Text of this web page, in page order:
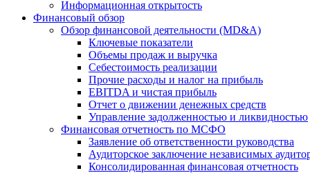
Информационная открытость
Финансовый обзор
Обзор финансовой деятельности (MD&A)
Ключевые показатели
Объемы продаж и выручка
Себестоимость реализации
Прочие расходы и налог на прибыль
EBITDA и чистая прибыль
Отчет о движении денежных средств
Управление задолженностью и ликвидностью
Финансовая отчетность по МСФО
Заявление об ответственности руководства
Аудиторское заключение независимых
Консолидированная финансовая отчетность